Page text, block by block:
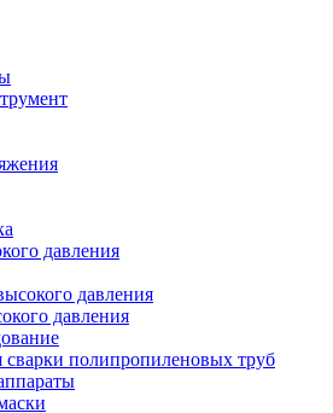
давления
давления
давления
сварки полипропиленовых труб